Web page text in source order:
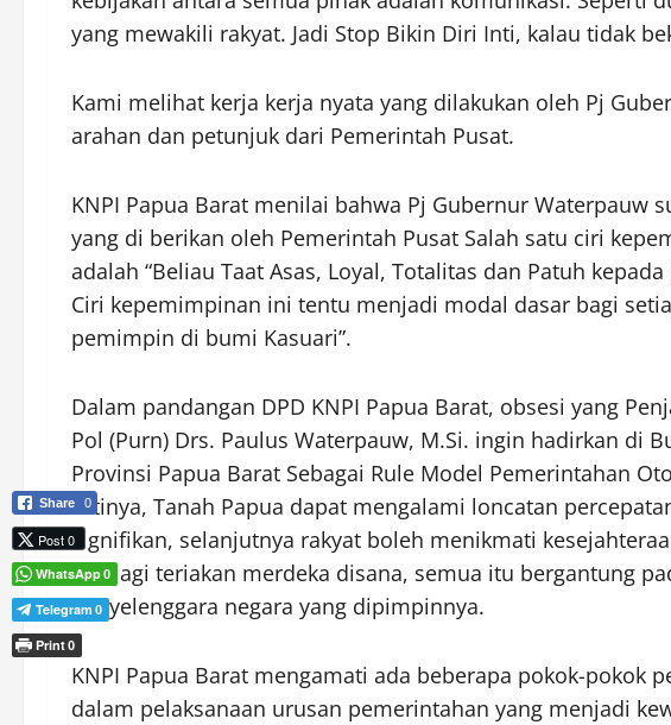
yang mewakili rakyat. Jadi Stop Bikin Diri Inti, kalau tidak
Kami melihat kerja kerja nyata yang dilakukan oleh Pj
arahan dan petunjuk dari Pemerintah Pusat.
KNPI Papua Barat menilai bahwa Pj Gubernur Waterpauw
yang di berikan oleh Pemerintah Pusat Salah satu ciri
adalah “Beliau Taat Asas, Loyal, Totalitas dan Patuh
Ciri kepemimpinan ini tentu menjadi modal dasar bagi
pemimpin di bumi Kasuari”.
Dalam pandangan DPD KNPI Papua Barat, obsesi yang
Pol (Purn) Drs. Paulus Waterpauw, M.Si. ingin hadirkan di
Provinsi Papua Barat Sebagai Rule Model Pemerintahan
Artinya, Tanah Papua dapat mengalami loncatan
signifikan, selanjutnya rakyat boleh menikmati
ada lagi teriakan merdeka disana, semua itu bergantung
penyelenggara negara yang dipimpinnya.
KNPI Papua Barat mengamati ada beberapa pokok-pokok
dalam pelaksanaan urusan pemerintahan yang menjadi
Share 0
Post 0
WhatsApp0
Telegram 0
Print0